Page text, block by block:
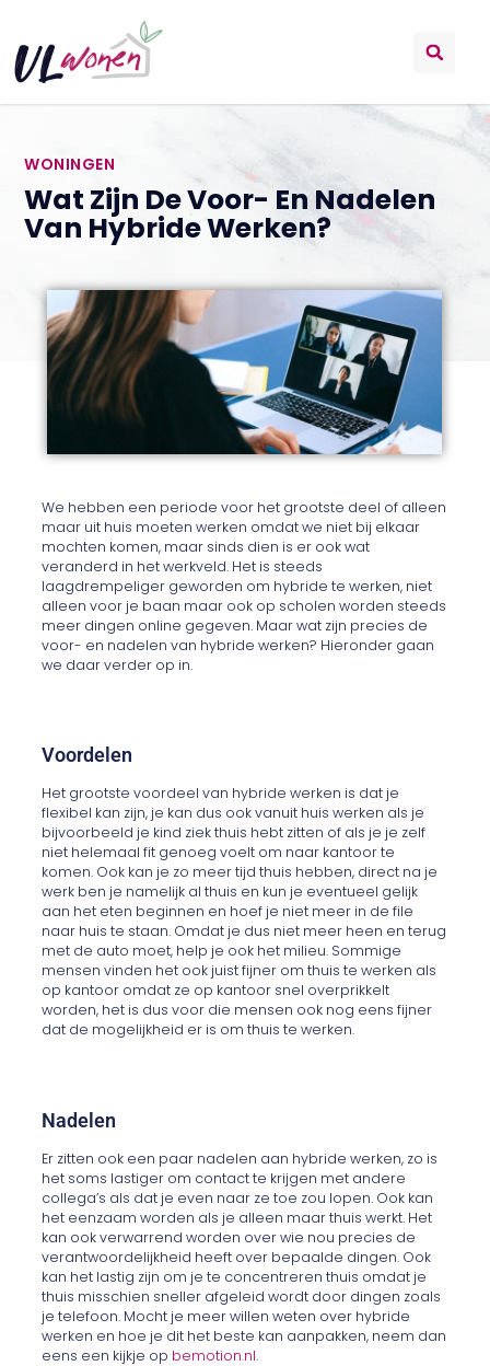
WONINGEN
Wat Zijn De Voor- En Nadelen
Van Hybride Werken?
We hebben een periode voor het grootste deel of alleen
maar uit huis moeten werken omdat we niet bij elkaar
mochten komen, maar sinds dien is er ook wat
veranderd in het werkveld. Het is steeds
laagdrempeliger geworden om hybride te werken, niet
alleen voor je baan maar ook op scholen worden steeds
meer dingen online gegeven. Maar wat zijn precies de
voor- en nadelen van hybride werken? Hieronder gaan
we daar verder op in.
Voordelen
Het grootste voordeel van hybride werken is dat je
flexibel kan zijn, je kan dus ook vanuit huis werken als je
bijvoorbeeld je kind ziek thuis hebt zitten of als je je zelf
niet helemaal fit genoeg voelt om naar kantoor te
komen. Ook kan je zo meer tijd thuis hebben, direct na je
werk ben je namelijk al thuis en kun je eventueel gelijk
aan het eten beginnen en hoef je niet meer in de file
naar huis te staan. Omdat je dus niet meer heen en terug
met de auto moet, help je ook het milieu. Sommige
mensen vinden het ook juist fijner om thuis te werken als
op kantoor omdat ze op kantoor snel overprikkelt
worden, het is dus voor die mensen ook nog eens fijner
dat de mogelijkheid er is om thuis te werken.
Nadelen
Er zitten ook een paar nadelen aan hybride werken, zo is
het soms lastiger om contact te krijgen met andere
collega’s als dat je even naar ze toe zou lopen. Ook kan
het eenzaam worden als je alleen maar thuis werkt. Het
kan ook verwarrend worden over wie nou precies de
verantwoordelijkheid heeft over bepaalde dingen. Ook
kan het lastig zijn om je te concentreren thuis omdat je
thuis misschien sneller afgeleid wordt door dingen zoals
je telefoon. Mocht je meer willen weten over hybride
werken en hoe je dit het beste kan aanpakken, neem dan
eens een kijkje op bemotion.nl.